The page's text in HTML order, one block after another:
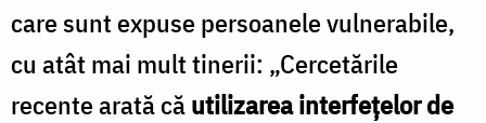
care sunt expuse persoanele vulnerabile,
cu atât mai mult tinerii: „Cercetările
recente arată căutilizarea interfețelor de